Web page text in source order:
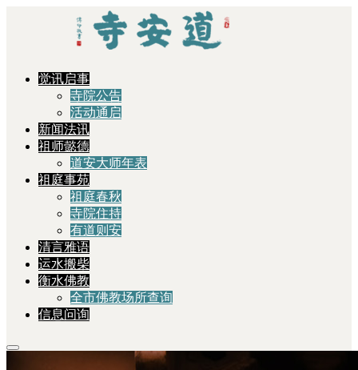
觉讯启事
寺院公告
活动通启
新闻法讯
祖师懿德
道安大师年表
祖庭事苑
祖庭春秋
寺院住持
有道则安
清言雅语
运水搬柴
衡水佛教
全市佛教场所查询
信息问询